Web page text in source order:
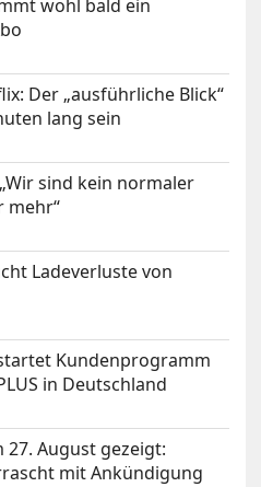
wohl bald ein
Der „ausführliche Blick“
lang sein
sind kein normaler
mehr“
Ladeverluste von
Kundenprogramm
in Deutschland
27. August gezeigt:
mit Ankündigung